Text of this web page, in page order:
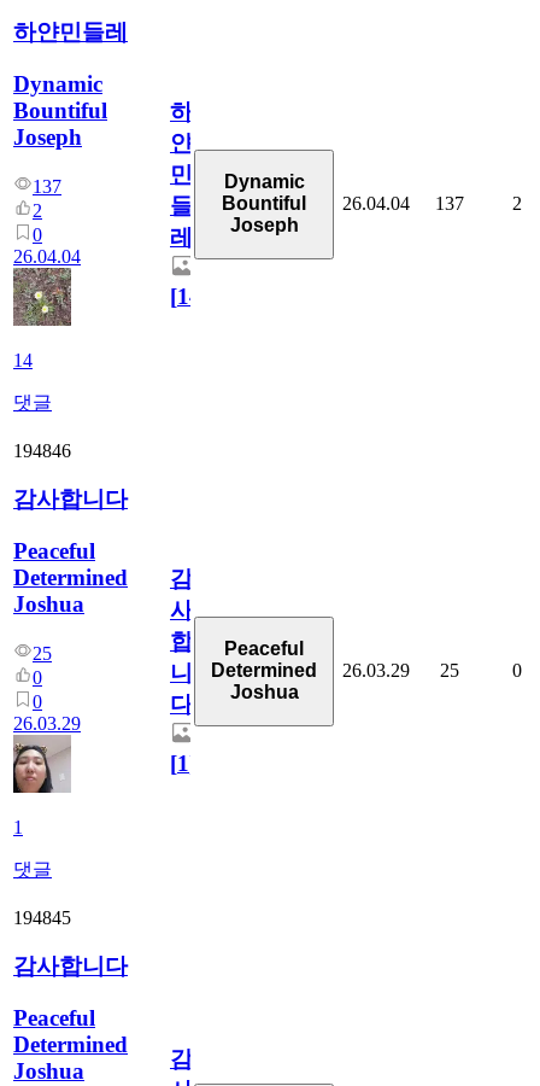
하얀민들레
Dynamic
Bountiful
Joseph
137
2
0
26.04.04
14
댓글
하
얀
민
들
레
[14
Dynamic
Bountiful
Joseph
26.04.04 137 2
194846
감사합니다
Peaceful
Determined
Joshua
25
0
0
26.03.29
1
댓글
감
사
합
니
다
[1]
Peaceful
Determined
Joshua
26.03.29 25 0
194845
감사합니다
Peaceful
Determined
Joshua
감